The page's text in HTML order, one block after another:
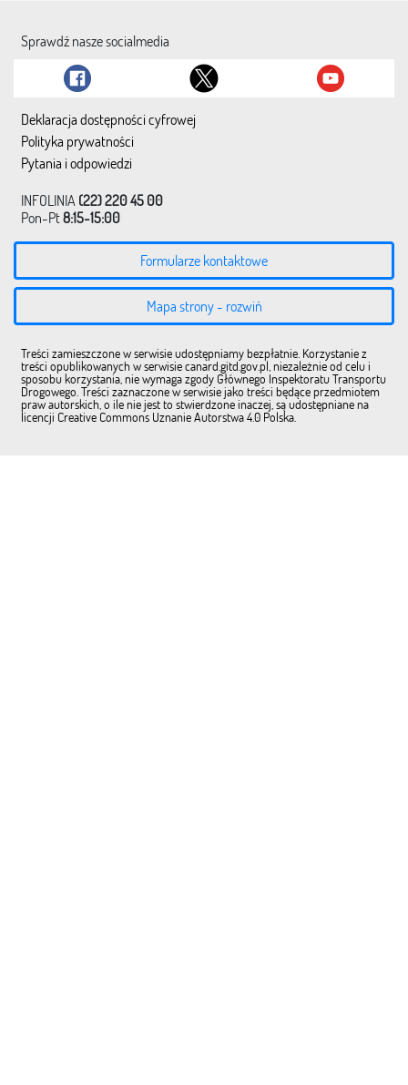
Sprawdź nasze socialmedia
Deklaracja dostępności cyfrowej
Polityka prywatności
Pytania i odpowiedzi
INFOLINIA (22) 220 45 00
Pon-Pt8:15-15:00
Formularze kontaktowe
Mapa strony - rozwiń
Treści zamieszczone w serwisie udostępniamy bezpłatnie. Korzystanie z
treści opublikowanych w serwisie canard.gitd.gov.pl, niezależnie od celu i
sposobu korzystania, nie wymaga zgody Głównego Inspektoratu Transportu
Drogowego. Treści zaznaczone w serwisie jako treści będące przedmiotem
praw autorskich, o ile nie jest to stwierdzone inaczej, są udostępniane na
licencji Creative Commons Uznanie Autorstwa 4.0 Polska.